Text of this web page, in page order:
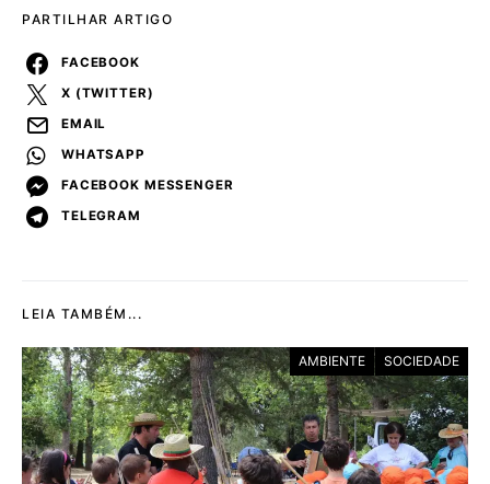
PARTILHAR ARTIGO
FACEBOOK
X (TWITTER)
EMAIL
WHATSAPP
FACEBOOK MESSENGER
TELEGRAM
LEIA TAMBÉM...
AMBIENTE SOCIEDADE